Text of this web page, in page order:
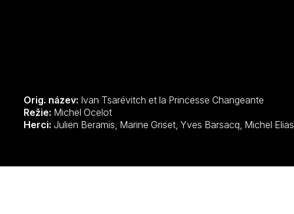
Orig. název: Ivan Tsarévitch et la Princesse Changeante
Režie: Michel Ocelot
Herci:
Julien Beramis, Marine Griset, Yves Barsacq, Michel Elias